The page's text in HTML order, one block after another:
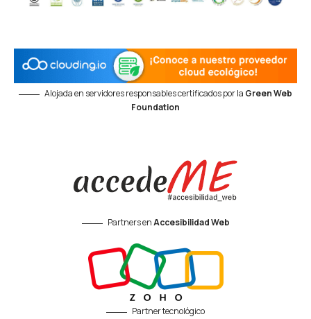
Alojada en servidores responsables certificados por la Green Web
Foundation
Partners enAccesibilidad Web
Partner tecnológico